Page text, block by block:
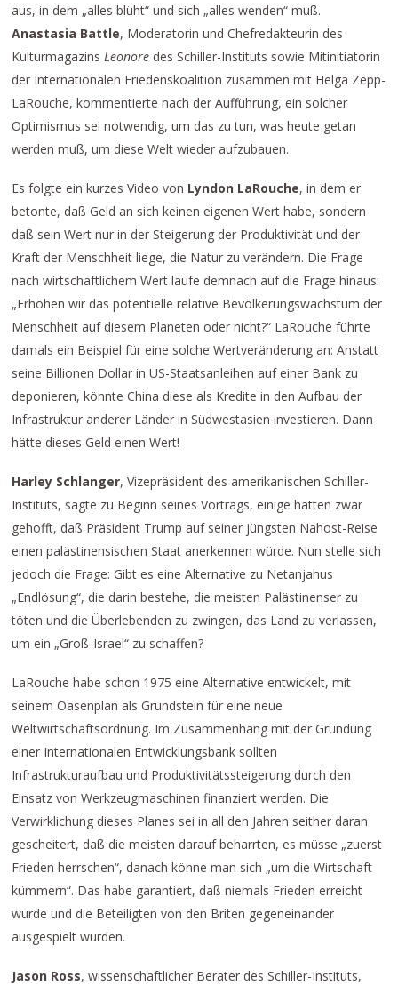
aus, in dem „alles blüht“ und sich „alles wenden“ muß.
Anastasia Battle, Moderatorin und Chefredakteurin des
Kulturmagazins Leonore des Schiller-Instituts sowie Mitinitiatorin
der Internationalen Friedenskoalition zusammen mit Helga Zepp-
LaRouche, kommentierte nach der Aufführung, ein solcher
Optimismus sei notwendig, um das zu tun, was heute getan
werden muß, um diese Welt wieder aufzubauen.
Es folgte ein kurzes Video von Lyndon LaRouche, in dem er
betonte, daß Geld an sich keinen eigenen Wert habe, sondern
daß sein Wert nur in der Steigerung der Produktivität und der
Kraft der Menschheit liege, die Natur zu verändern. Die Frage
nach wirtschaftlichem Wert laufe demnach auf die Frage hinaus:
„Erhöhen wir das potentielle relative Bevölkerungswachstum der
Menschheit auf diesem Planeten oder nicht?“ LaRouche führte
damals ein Beispiel für eine solche Wertveränderung an: Anstatt
seine Billionen Dollar in US-Staatsanleihen auf einer Bank zu
deponieren, könnte China diese als Kredite in den Aufbau der
Infrastruktur anderer Länder in Südwestasien investieren. Dann
hätte dieses Geld einen Wert!
Harley Schlanger, Vizepräsident des amerikanischen Schiller-
Instituts, sagte zu Beginn seines Vortrags, einige hätten zwar
gehofft, daß Präsident Trump auf seiner jüngsten Nahost-Reise
einen palästinensischen Staat anerkennen würde. Nun stelle sich
jedoch die Frage: Gibt es eine Alternative zu Netanjahus
„Endlösung“, die darin bestehe, die meisten Palästinenser zu
töten und die Überlebenden zu zwingen, das Land zu verlassen,
um ein „Groß-Israel“ zu schaffen?
LaRouche habe schon 1975 eine Alternative entwickelt, mit
seinem Oasenplan als Grundstein für eine neue
Weltwirtschaftsordnung. Im Zusammenhang mit der Gründung
einer Internationalen Entwicklungsbank sollten
Infrastrukturaufbau und Produktivitätssteigerung durch den
Einsatz von Werkzeugmaschinen finanziert werden. Die
Verwirklichung dieses Planes sei in all den Jahren seither daran
gescheitert, daß die meisten darauf beharrten, es müsse „zuerst
Frieden herrschen“, danach könne man sich „um die Wirtschaft
kümmern“. Das habe garantiert, daß niemals Frieden erreicht
wurde und die Beteiligten von den Briten gegeneinander
ausgespielt wurden.
Jason Ross, wissenschaftlicher Berater des Schiller-Instituts,